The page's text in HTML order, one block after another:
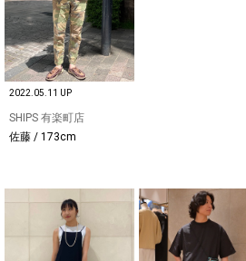
2022.05.11 UP
SHIPS 有楽町店
佐藤 / 173cm